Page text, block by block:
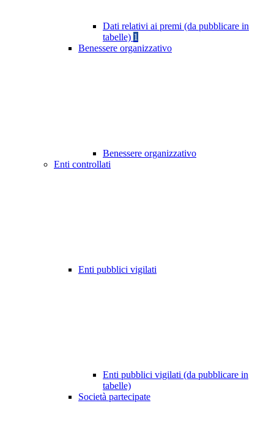
Dati relativi ai premi (da pubblicare in
tabelle) 1
Benessere organizzativo
Benessere organizzativo
Enti controllati
Enti pubblici vigilati
Enti pubblici vigilati (da pubblicare in
tabelle)
Società partecipate